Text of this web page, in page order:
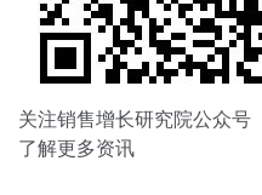
关注销售增长研究院公众号
了解更多资讯